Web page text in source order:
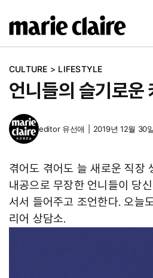
텐
건CULTURE > LIFESTYLE
언니들의 슬기로운
editor 유선애 2019년 12월 30일
겪어도 겪어도 늘 새로운 직장
내공으로 무장한 언니들이 당
서서 들어주고 조언한다. 오늘
리어 상담소.